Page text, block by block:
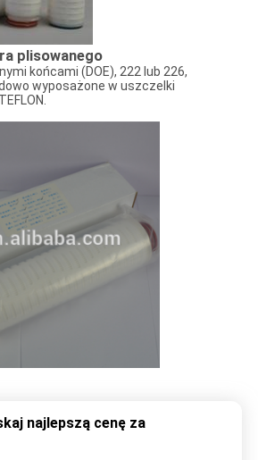
plisowanego
końcami (DOE), 222 lub 226,
wyposażone w uszczelki
najlepszą cenę za